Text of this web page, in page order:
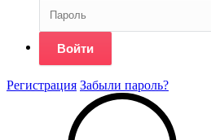
Войти
Регистрация Забыли пароль?